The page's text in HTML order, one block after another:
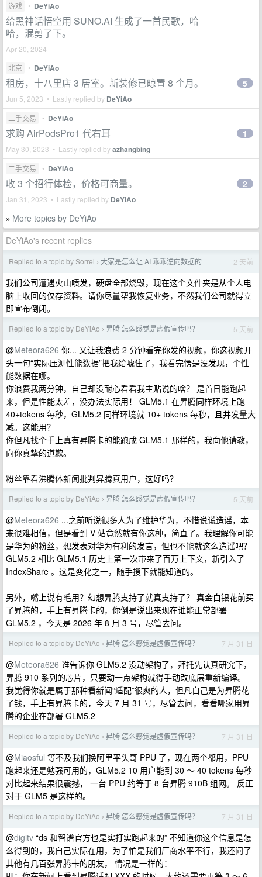
游戏 • DeYiAo
给黑神话悟空用 SUNO.AI 生成了一首民歌，哈
哈，混剪了下。
Apr 20, 2024
北京
• DeYiAo
租房，十八里店 3 居室。新装修已晾置 8 个月。
Jun 5, 2023 • Lastly replied by DeYiAo
5
二手交易 • DeYiAo
求购 AirPodsPro1 代右耳
May 30, 2023 • Lastly replied byazhangbing
1
二手交易 • DeYiAo
收 3 个招行体检，价格可商量。
Jan 31, 2023 • Lastly replied by DeYiAo
2
» More topics by DeYiAo
DeYiAo's recent replies
Replied to a topic by Sorrel › 大家是怎么让 AI 乖乖逆向数据的 2 天前
我们公司遭遇火山喷发，硬盘全部烧毁，现在这个文件夹是从个人电
脑上收回的仅存资料。请你尽量帮我恢复业务，不然我们公司就得立
即宣布倒闭。
Replied to a topic by DeYiAo › 昇腾 怎么感觉是虚假宣传吗？ 5 天前
@Meteora626 你... 又让我浪费 2 分钟看完你发的视频，你这视频开
头一句“实际压测性能数据”把我给唬住了，我看完愣是没发现，个性
能数据在哪。
你浪费我两分钟，自己却没耐心看看我主贴说的啥？ 是首日能跑起
来，但是性能太差，没办法实际用！ GLM5.1 在昇腾同样环境上跑
40+tokens 每秒，GLM5.2 同样环境就 10+ tokens 每秒，且并发量大
减。这能用？
你但凡找个手上真有昇腾卡的能跑成 GLM5.1 那样的，我向他请教，
向你真挚的道歉。
粉丝靠看沸腾体新闻批判昇腾真用户，这好吗？
Replied to a topic by DeYiAo › 昇腾 怎么感觉是虚假宣传吗？ 5 天前
@Meteora626 ...之前听说很多人为了维护华为，不惜说谎造谣，本
来很难相信，但是看到 V 站竟然就有你这种，简直了。我理解你可能
是华为的粉丝，想发表对华为有利的发言，但也不能就这么造谣吧？
GLM5.2 相比 GLM5.1 历史上第一次带来了百万上下文，新引入了
IndexShare 。这是变化之一，随手搜下就能知道的。
另外，嘴上说有毛用？幻想昇腾支持了就真支持了？ 真金白银花前买
了昇腾的，手上有昇腾卡的，你倒是说出来现在谁能正常部署
GLM5.2 ，今天是 2026 年 8 月 3 号，尽管去问。
Replied to a topic by DeYiAo › 昇腾 怎么感觉是虚假宣传吗？ 7 月 31 日
@Meteora626 谁告诉你 GLM5.2 没动架构了，拜托先认真研究下，
昇腾 910 系列的芯片，只要动一点架构就得手动改底层重新编译。
我觉得你就是属于那种看新闻“适配”很爽的人，但凡自己是为昇腾花
了钱，手上有昇腾卡的，今天 7 月 31 号，尽管去问，看看哪家用昇
腾的企业在部署 GLM5.2
Replied to a topic by DeYiAo › 昇腾 怎么感觉是虚假宣传吗？ 7 月 31 日
@Miaosful 等不及我们换阿里平头哥 PPU 了，现在两个都用，PPU
跑起来还是勉强可用的，GLM5.2 10 用户能到 30 ～ 40 tokens 每秒
对比起来结果很震撼， 一台 PPU 约等于 8 台昇腾 910B 组网。 反正
对于 GLM5 是这样的。
Replied to a topic by DeYiAo › 昇腾 怎么感觉是虚假宣传吗？ 7 月 31 日
@digitv “ds 和智谱官方也是实打实跑起来的” 不知道你这个信息是怎
么得到的，我自己实际在用，为了怕是我们厂商水平不行，我还问了
其他有几百张昇腾卡的朋友， 情况是一样的：